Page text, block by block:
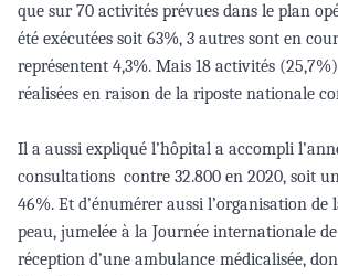
que sur 70 activités prévues dans le plan
été exécutées soit 63%, 3 autres sont en
représentent 4,3%. Mais 18 activités
réalisées en raison de la riposte nationale
Il a aussi expliqué l’hôpital a accompli
consultations contre 32.800 en 2020, soit
46%. Et d’énumérer aussi l’organisation de
peau, jumelée à la Journée internationale
réception d’une ambulance médicalisée,